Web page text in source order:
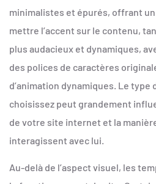
minimalistes et épurés, offrant
mettre l’accent sur le contenu,
plus audacieux et dynamiques,
des polices de caractères
d’animation dynamiques. Le type
choisissez peut grandement
de votre site internet et la
interagissent avec lui.
Au-delà de l’aspect visuel, les